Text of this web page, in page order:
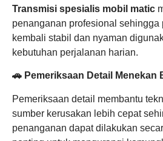
Transmisi spesialis mobil matic
penanganan profesional sehingga
kembali stabil dan nyaman
kebutuhan perjalanan harian.
🚗 Pemeriksaan Detail Menekan
Pemeriksaan detail membantu
sumber kerusakan lebih cepat
penanganan dapat dilakukan